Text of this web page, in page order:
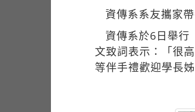
資傳系系友攜家
資傳系於6日舉行
文致詞表示：「很
等伴手禮歡迎學長